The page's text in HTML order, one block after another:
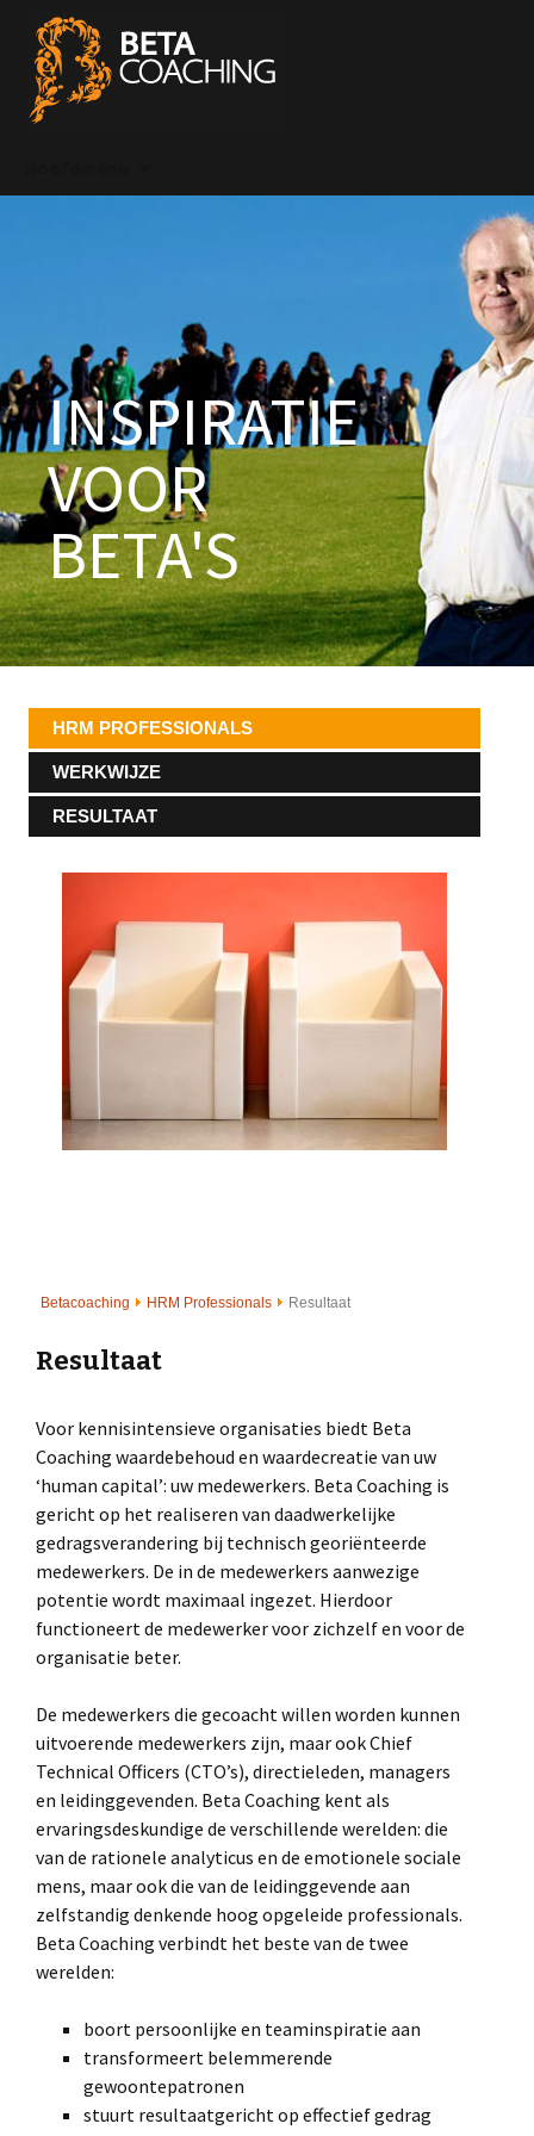
INSPIRATIE
VOOR
BETA'S
HRM PROFESSIONALS
WERKWIJZE
RESULTAAT
Betacoaching HRM Professionals Resultaat
Resultaat
Voor kennisintensieve organisaties biedt Beta
Coaching waardebehoud en waardecreatie van uw
‘human capital’: uw medewerkers. Beta Coaching is
gericht op het realiseren van daadwerkelijke
gedragsverandering bij technisch georiënteerde
medewerkers. De in de medewerkers aanwezige
potentie wordt maximaal ingezet. Hierdoor
functioneert de medewerker voor zichzelf en voor de
organisatie beter.
De medewerkers die gecoacht willen worden kunnen
uitvoerende medewerkers zijn, maar ook Chief
Technical Officers (CTO’s), directieleden, managers
en leidinggevenden. Beta Coaching kent als
ervaringsdeskundige de verschillende werelden: die
van de rationele analyticus en de emotionele sociale
mens, maar ook die van de leidinggevende aan
zelfstandig denkende hoog opgeleide professionals.
Beta Coaching verbindt het beste van de twee
werelden:
boort persoonlijke en teaminspiratie aan
transformeert belemmerende
gewoontepatronen
stuurt resultaatgericht op effectief gedrag